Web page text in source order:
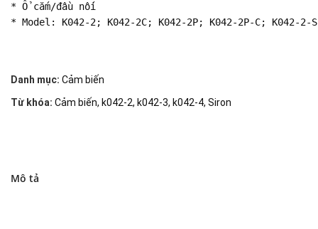
* Ổ cắm/đầu nối
* Model: K042-2; K042-2C; K042-2P; K042-2P-C; K042-2-
Danh mục: Cảm biến
Từ khóa: Cảm biến, k042-2, k042-3, k042-4, Siron
Mô tả